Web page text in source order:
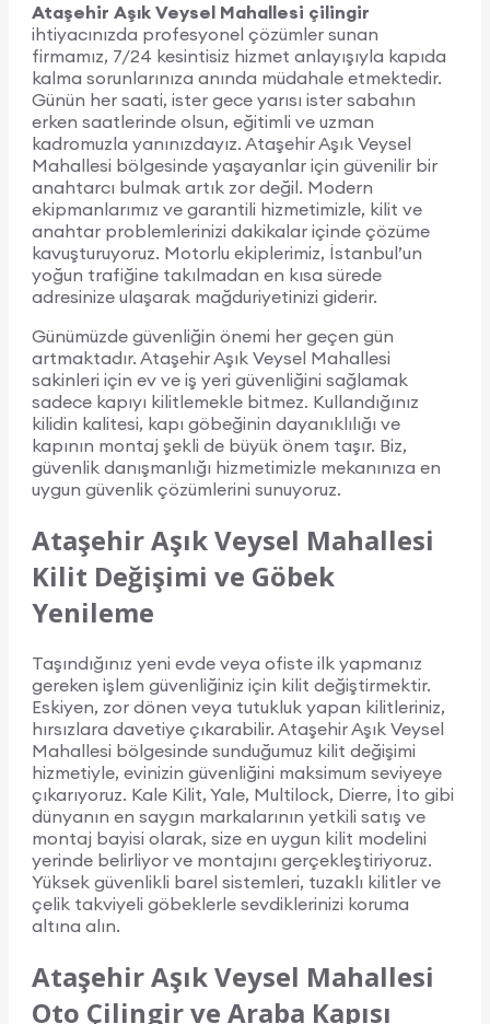
Ataşehir Aşık Veysel Mahallesi çilingir
ihtiyacınızda profesyonel çözümler sunan
firmamız, 7/24 kesintisiz hizmet anlayışıyla kapıda
kalma sorunlarınıza anında müdahale etmektedir.
Günün her saati, ister gece yarısı ister sabahın
erken saatlerinde olsun, eğitimli ve uzman
kadromuzla yanınızdayız. Ataşehir Aşık Veysel
Mahallesi bölgesinde yaşayanlar için güvenilir bir
anahtarcı bulmak artık zor değil. Modern
ekipmanlarımız ve garantili hizmetimizle, kilit ve
anahtar problemlerinizi dakikalar içinde çözüme
kavuşturuyoruz. Motorlu ekiplerimiz, İstanbul’un
yoğun trafiğine takılmadan en kısa sürede
adresinize ulaşarak mağduriyetinizi giderir.
Günümüzde güvenliğin önemi her geçen gün
artmaktadır. Ataşehir Aşık Veysel Mahallesi
sakinleri için ev ve iş yeri güvenliğini sağlamak
sadece kapıyı kilitlemekle bitmez. Kullandığınız
kilidin kalitesi, kapı göbeğinin dayanıklılığı ve
kapının montaj şekli de büyük önem taşır. Biz,
güvenlik danışmanlığı hizmetimizle mekanınıza en
uygun güvenlik çözümlerini sunuyoruz.
Ataşehir Aşık Veysel Mahallesi
Kilit Değişimi ve Göbek
Yenileme
Taşındığınız yeni evde veya ofiste ilk yapmanız
gereken işlem güvenliğiniz için kilit değiştirmektir.
Eskiyen, zor dönen veya tutukluk yapan kilitleriniz,
hırsızlara davetiye çıkarabilir. Ataşehir Aşık Veysel
Mahallesi bölgesinde sunduğumuz kilit değişimi
hizmetiyle, evinizin güvenliğini maksimum seviyeye
çıkarıyoruz. Kale Kilit, Yale, Multilock, Dierre, İto gibi
dünyanın en saygın markalarının yetkili satış ve
montaj bayisi olarak, size en uygun kilit modelini
yerinde belirliyor ve montajını gerçekleştiriyoruz.
Yüksek güvenlikli barel sistemleri, tuzaklı kilitler ve
çelik takviyeli göbeklerle sevdiklerinizi koruma
altına alın.
Ataşehir Aşık Veysel Mahallesi
Oto Çilingir ve Araba Kapısı